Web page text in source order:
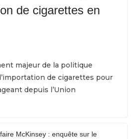
de cigarettes en
majeur de la politique
de cigarettes pour
depuis l’Union
McKinsey : enquête sur le